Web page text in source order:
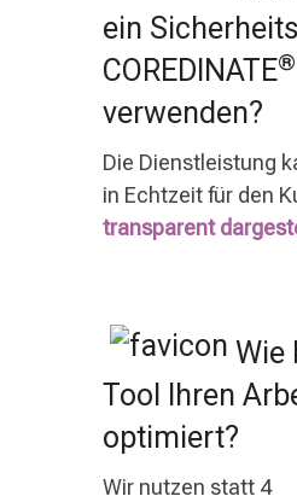
ein
COREDINATE®
verwenden?
Die Dienstleistung
in Echtzeit für den
transparent
Wie
Tool Ihren
optimiert?
Wir nutzen statt 4